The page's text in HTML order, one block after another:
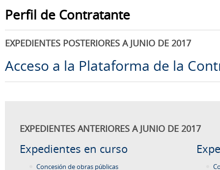
Perfil de Contratante
EXPEDIENTES POSTERIORES A JUNIO DE 2017
Acceso a la Plataforma de la
EXPEDIENTES ANTERIORES A JUNIO DE 2017
Expedientes en curso
Concesión de obras públicas